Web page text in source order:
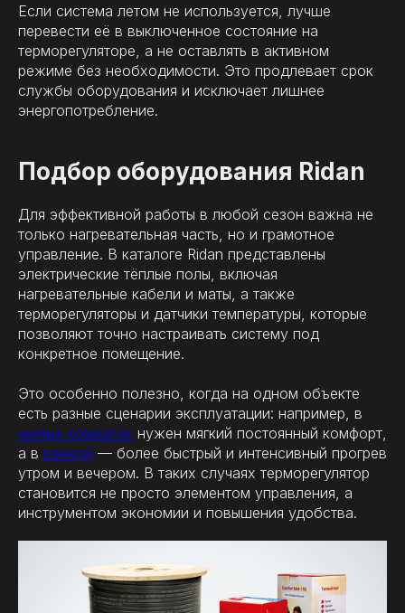
Если система летом не используется, лучше
перевести её в выключенное состояние на
терморегуляторе, а не оставлять в активном
режиме без необходимости. Это продлевает срок
службы оборудования и исключает лишнее
энергопотребление.
Подбор оборудования Ridan
Для эффективной работы в любой сезон важна не
только нагревательная часть, но и грамотное
управление. В каталоге Ridan представлены
электрические тёплые полы, включая
нагревательные кабели и маты, а также
терморегуляторы и датчики температуры, которые
позволяют точно настраивать систему под
конкретное помещение.
Это особенно полезно, когда на одном объекте
есть разные сценарии эксплуатации: например, в
жилых комнатах нужен мягкий постоянный комфорт,
а в ванной — более быстрый и интенсивный прогрев
утром и вечером. В таких случаях терморегулятор
становится не просто элементом управления, а
инструментом экономии и повышения удобства.